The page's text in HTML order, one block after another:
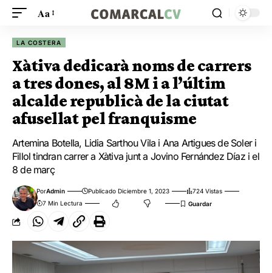
Aa
LA COSTERA
Xàtiva dedicarà noms de carrers
a tres dones, al 8M i a l’últim
alcalde republicà de la ciutat
afusellat pel franquisme
Artemina Botella, Lidia Sarthou Vila i Ana Artigues de Soler i
Fillol tindran carrer a Xàtiva junt a Jovino Fernández Díaz i el
8 de març
PorAdmin Publicado Diciembre 1, 2023
724 Vistas
7 Min Lectura